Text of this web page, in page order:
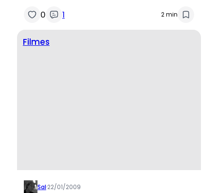
0 1 2 min
Filmes
Sal·22/01/2009